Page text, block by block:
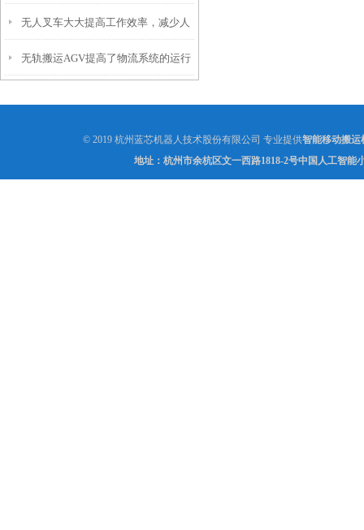
其原理
无人叉车大大提高工作效率，减少人
员投入
无轨搬运AGV提高了物流系统的运行
© 2019 杭州蓝芯机器人技术股份有限公司 专业提供智能移动搬运
地址：杭州市余杭区文一西路1818-2号中国人工智能